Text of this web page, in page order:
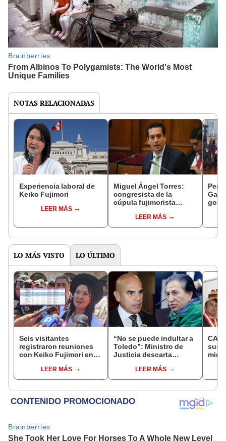
NOTAS RELACIONADAS
Experiencia laboral de
Keiko Fujimori
LEER MÁS
Miguel Ángel Torres:
congresista de la
cúpula fujimorista
del SenadoLEER MÁS
LO MÁS VISTO LO ÚLTIMO
Seis visitantes
registraron reuniones
con Keiko Fujimori en
presidenta se
encontraba en Junín
LEER MÁS
“No se puede indultar a
Toledo”: Ministro de
Justicia descarta
exmandatario
LEER MÁS
CAL